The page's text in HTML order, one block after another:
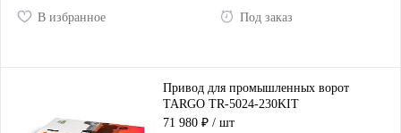
В избранное Под заказ
Привод для промышленных ворот
TARGO TR-5024-230KIT
71 980 ₽ / шт